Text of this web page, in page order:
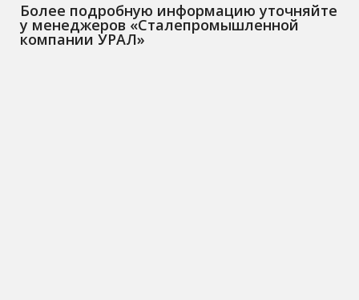
Более подробную информацию уточняйте
у менеджеров «Сталепромышленной
компании УРАЛ»